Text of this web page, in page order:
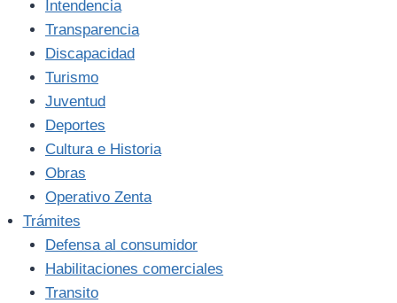
Intendencia
Transparencia
Discapacidad
Turismo
Juventud
Deportes
Cultura e Historia
Obras
Operativo Zenta
Trámites
Defensa al consumidor
Habilitaciones comerciales
Transito